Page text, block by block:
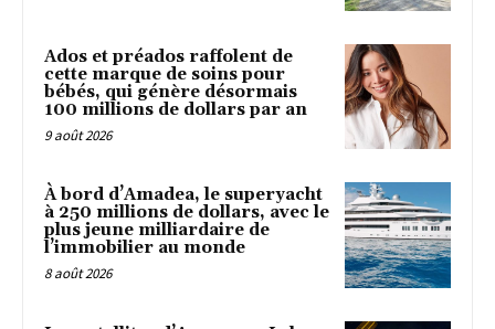
Ados et préados raffolent de
cette marque de soins pour
bébés, qui génère désormais
100 millions de dollars par an
9 août 2026
À bord d’Amadea, le superyacht
à 250 millions de dollars, avec le
plus jeune milliardaire de
l’immobilier au monde
8 août 2026